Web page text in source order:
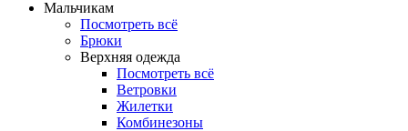
Мальчикам
Посмотреть всё
Брюки
Верхняя одежда
Посмотреть всё
Ветровки
Жилетки
Комбинезоны